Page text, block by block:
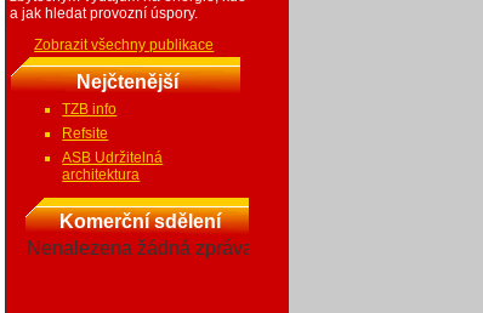
a jak hledat provozní úspory.
Zobrazit všechny publikace
Nejčtenější
TZB info
Refsite
ASB Udržitelná
architektura
Komerční sdělení
Nenalezena žádná zpráva